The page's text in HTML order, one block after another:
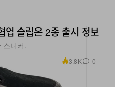
업 슬립온 2종 출시 정보
스니커.
3.8K 0